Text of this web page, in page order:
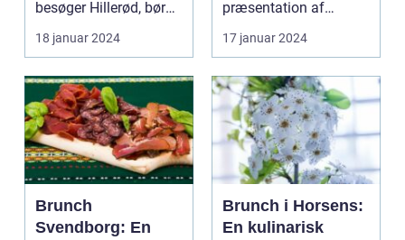
besøger Hillerød, bør
du ikke gå glip af
byens f...
18 januar 2024
man befinder sig
præsentation af
brunch take away og
de vigti...
17 januar 2024
Brunch
Svendborg: En
Brunch i Horsens:
En kulinarisk